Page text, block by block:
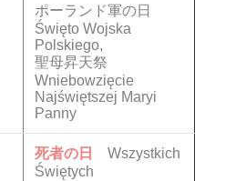
ポーランド軍の日
Święto Wojska
Polskiego,
聖母昇天祭
Wniebowzięcie
Najświętszej Maryi
Panny
死者の日
Wszystkich
Świętych